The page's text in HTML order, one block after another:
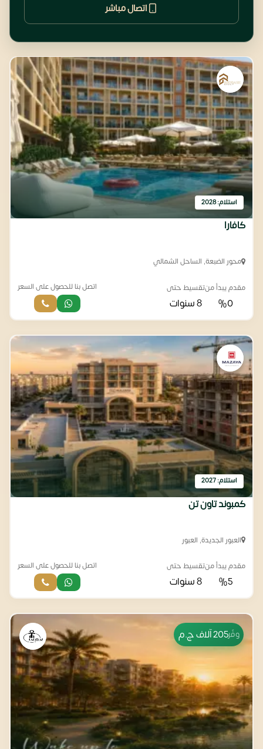
اتصال مباشر
استلام: 2028
كافارا
محور الضبعة, الساحل الشمالي
مقدم يبدأ من
%0
تقسيط حتى
8 سنوات
اتصل بنا للحصول على السعر
استلام: 2027
كمبوند تاون تن
العبور الجديدة, العبور
مقدم يبدأ من
%5
تقسيط حتى
8 سنوات
اتصل بنا للحصول على السعر
وفّر205 آلاف ج.م